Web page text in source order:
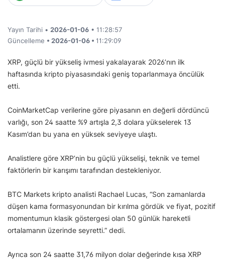
Yayın Tarihi • 2026-01-06 • 11:28:57
Güncelleme • 2026-01-06 • 11:29:09
XRP, güçlü bir yükseliş ivmesi yakalayarak 2026’nın ilk
haftasında kripto piyasasındaki geniş toparlanmaya öncülük
etti.
CoinMarketCap verilerine göre piyasanın en değerli dördüncü
varlığı, son 24 saatte %9 artışla 2,3 dolara yükselerek 13
Kasım’dan bu yana en yüksek seviyeye ulaştı.
Analistlere göre XRP’nin bu güçlü yükselişi, teknik ve temel
faktörlerin bir karışımı tarafından destekleniyor.
BTC Markets kripto analisti Rachael Lucas, “Son zamanlarda
düşen kama formasyonundan bir kırılma gördük ve fiyat, pozitif
momentumun klasik göstergesi olan 50 günlük hareketli
ortalamanın üzerinde seyretti.” dedi.
Ayrıca son 24 saatte 31,76 milyon dolar değerinde kısa XRP